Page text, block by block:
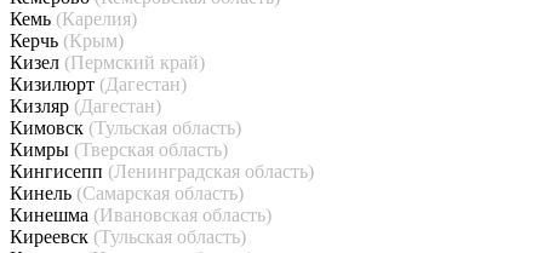
Кемь (Карелия)
Керчь (Крым)
Кизел (Пермский край)
Кизилюрт (Дагестан)
Кизляр (Дагестан)
Кимовск (Тульская область)
Кимры (Тверская область)
Кингисепп (Ленинградская область)
Кинель (Самарская область)
Кинешма (Ивановская область)
Киреевск (Тульская область)